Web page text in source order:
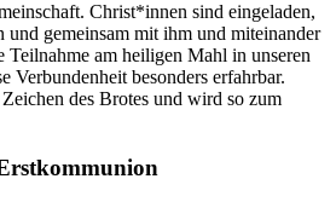
Christ*innen sind eingeladen,
und gemeinsam mit ihm und miteinander
Teilnahme am heiligen Mahl in unseren
Verbundenheit besonders erfahrbar.
des Brotes und wird so zum